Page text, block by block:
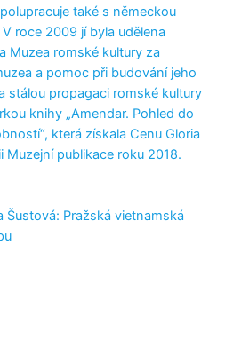
také s německou
V roce 2009 jí byla udělena
Muzea romské kultury za
a pomoc při budování jeho
stálou propagaci romské kultury
knihy „Amendar. Pohled do
která získala Cenu Gloria
Muzejní publikace roku 2018.
Šustová: Pražská vietnamská